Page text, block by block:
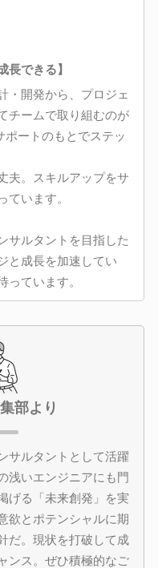
できる】
・開発から、プロジェ
チームで取り組むのが
ポートのもとでステッ
夫。スキルアップをサ
ています。
サルタントを目指した
と成長を加速してい
っています。
部より
サルタントとして活躍
浅いエンジニアにも門
げる「未来創発」を実
欲とポテンシャルに期
だ。現状を打破して成
ンス。ぜひ積極的なご